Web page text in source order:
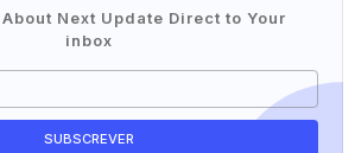
Next Update Direct to Your
inbox